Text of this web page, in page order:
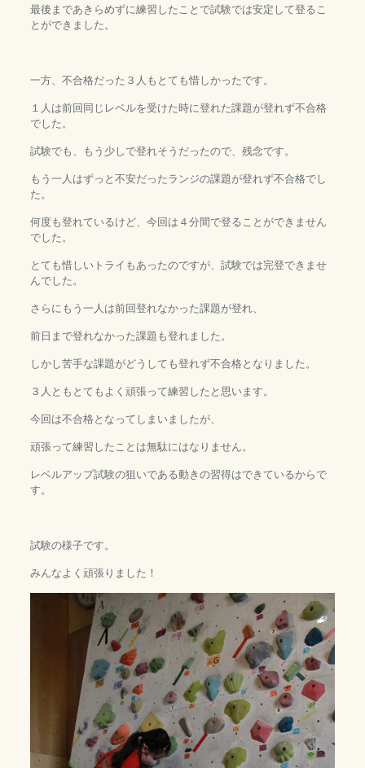
最後まであきらめずに練習したことで試験では安定して登るこ
とができました。
一方、不合格だった３人もとても惜しかったです。
１人は前回同じレベルを受けた時に登れた課題が登れず不合格
でした。
試験でも、もう少しで登れそうだったので、残念です。
もう一人はずっと不安だったランジの課題が登れず不合格でし
た。
何度も登れているけど、今回は４分間で登ることができません
でした。
とても惜しいトライもあったのですが、試験では完登できませ
んでした。
さらにもう一人は前回登れなかった課題が登れ、
前日まで登れなかった課題も登れました。
しかし苦手な課題がどうしても登れず不合格となりました。
３人ともとてもよく頑張って練習したと思います。
今回は不合格となってしまいましたが、
頑張って練習したことは無駄にはなりません。
レベルアップ試験の狙いである動きの習得はできているからで
す。
試験の様子です。
みんなよく頑張りました！